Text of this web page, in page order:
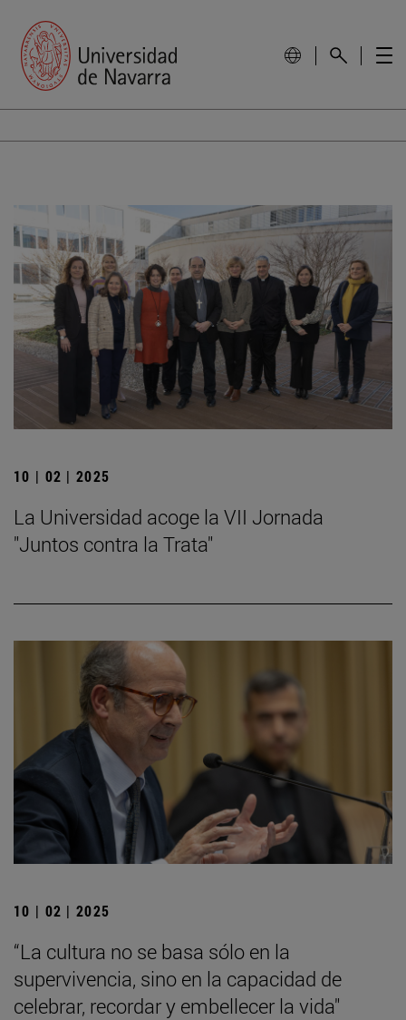
10 | 02 | 2025
La Universidad acoge la VII Jornada
"Juntos contra la Trata"
10 | 02 | 2025
“La cultura no se basa sólo en la
supervivencia, sino en la capacidad de
celebrar, recordar y embellecer la vida"